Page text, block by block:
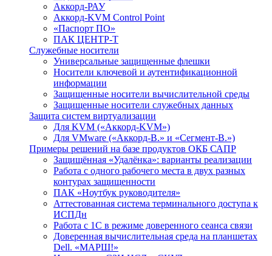
Аккорд-РАУ
Аккорд-KVM Control Point
«Паспорт ПО»
ПАК ЦЕНТР-Т
Служебные носители
Универсальные защищенные флешки
Носители ключевой и аутентификационной
информации
Защищенные носители вычислительной среды
Защищенные носители служебных данных
Защита систем виртуализации
Для KVM («Аккорд-KVM»)
Для VMware («Аккорд-В.» и «Сегмент-В.»)
Примеры решений на базе продуктов ОКБ САПР
Защищённая «Удалёнка»: варианты реализации
Работа с одного рабочего места в двух разных
контурах защищенности
ПАК «Ноутбук руководителя»
Аттестованная система терминального доступа к
ИСПДн
Работа с 1С в режиме доверенного сеанса связи
Доверенная вычислительная среда на планшетах
Dell. «МАРШ!»